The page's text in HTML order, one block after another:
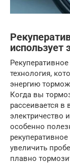
использует
технология,
энергию
Когда вы
рассеивается в
электричество
особенно
увеличить
плавно